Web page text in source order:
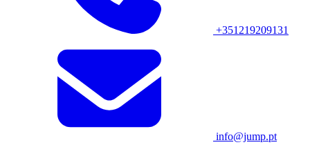
+351219209131
info@jump.pt